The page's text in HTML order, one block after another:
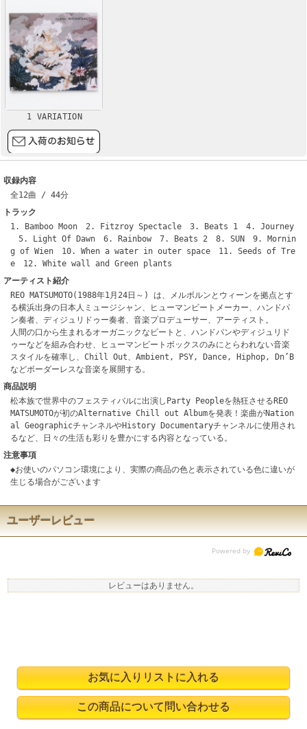
1 VARIATION
収録内容
全12曲 / 44分
トラック
1. Bamboo Moon 2. Fitzroy Spectacle 3. Beats 1 4. Journey
5. Light Of Dawn 6. Rainbow 7. Beats 2 8. SUN 9. Mornin
g of Wien 10. When a water in outer space 11. Seeds of Tre
e 12. White wall and Green plants
アーティスト紹介
REO MATSUMOTO(1988年1月24日～) は、メルボルンとウィーンを拠点とす
る横浜出身の日本人ミュージシャン、ヒューマンビートメーカー、ハンドパ
ン奏者、ディジュリドゥー奏者、音楽プロデューサー、アーティスト。
人間の口から生まれるオーガニックなビートと、ハンドパンやディジュリド
ゥーなどを組み合わせ、ヒューマンビートボックスのみにとらわれない音楽
スタイルを確率し、Chill Out、Ambient, PSY, Dance, Hiphop, Dn’B
などボーダーレスな音楽を展開する。
商品説明
松本族で世界中のフェスティバルに出演しParty Peopleを熱狂させるREO
MATSUMOTOが初のAlternative Chill out Albumを発表！楽曲がNation
al GeographicチャンネルやHistory Documentaryチャンネルに使用され
るなど、日々の生活も彩りを豊かにする内容となっている。
注意事項
◆お使いのパソコン環境により、実際の商品の色と表示されている色に違いが
生じる場合がございます
ユーザーレビュー
レビューはありません。